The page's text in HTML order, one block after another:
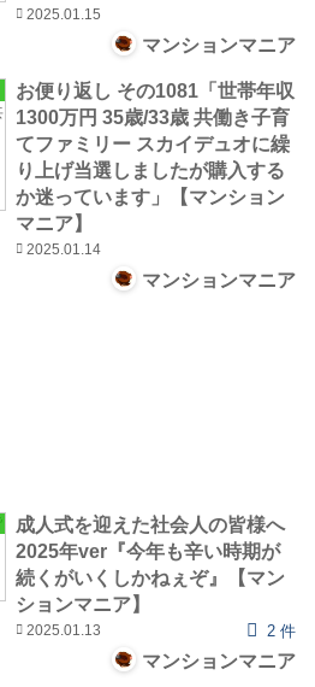
2025.01.15
マンションマニア
お便り返し その1081「世帯年収
1300万円 35歳/33歳 共働き子育
てファミリー スカイデュオに繰
り上げ当選しましたが購入する
か迷っています」【マンション
マニア】
2025.01.14
マンションマニア
成人式を迎えた社会人の皆様へ
2025年ver『今年も辛い時期が
続くがいくしかねぇぞ』【マン
ションマニア】
2025.01.13 2 件
マンションマニア